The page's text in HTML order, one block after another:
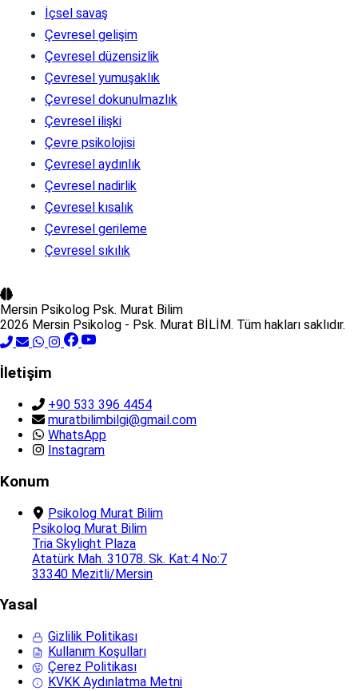
İçsel savaş
Çevresel gelişim
Çevresel düzensizlik
Çevresel yumuşaklık
Çevresel dokunulmazlık
Çevresel ilişki
Çevre psikolojisi
Çevresel aydınlık
Çevresel nadirlik
Çevresel kısalık
Çevresel gerileme
Çevresel sıkılık
Mersin Psikolog Psk. Murat Bilim
2026 Mersin Psikolog - Psk. Murat BİLİM. Tüm hakları saklıdır.
İletişim
+90 533 396 4454
muratbilimbilgi@gmail.com
WhatsApp
Instagram
Konum
Psikolog Murat Bilim
Psikolog Murat Bilim
Tria Skylight Plaza
Atatürk Mah. 31078. Sk. Kat:4 No:7
33340 Mezitli/Mersin
Yasal
Gizlilik Politikası
Kullanım Koşulları
Çerez Politikası
KVKK Aydınlatma Metni